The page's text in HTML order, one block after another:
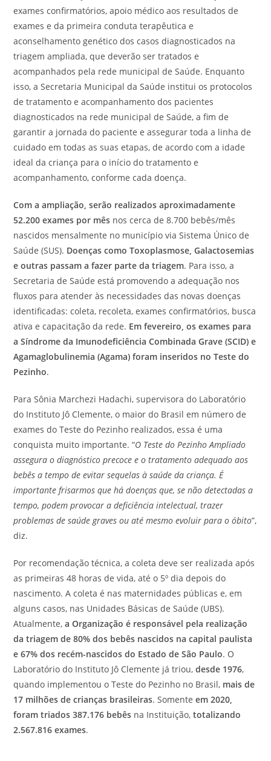
exames confirmatórios, apoio médico aos resultados de
exames e da primeira conduta terapêutica e
aconselhamento genético dos casos diagnosticados na
triagem ampliada, que deverão ser tratados e
acompanhados pela rede municipal de Saúde. Enquanto
isso, a Secretaria Municipal da Saúde institui os protocolos
de tratamento e acompanhamento dos pacientes
diagnosticados na rede municipal de Saúde, a fim de
garantir a jornada do paciente e assegurar toda a linha de
cuidado em todas as suas etapas, de acordo com a idade
ideal da criança para o início do tratamento e
acompanhamento, conforme cada doença.
Com a ampliação, serão realizados aproximadamente
52.200 exames por mês nos cerca de 8.700 bebês/mês
nascidos mensalmente no município via Sistema Único de
Saúde (SUS). Doenças como Toxoplasmose, Galactosemias
e outras passam a fazer parte da triagem. Para isso, a
Secretaria de Saúde está promovendo a adequação nos
fluxos para atender às necessidades das novas doenças
identificadas: coleta, recoleta, exames confirmatórios, busca
ativa e capacitação da rede. Em fevereiro, os exames para
a Síndrome da Imunodeficiência Combinada Grave (SCID) e
Agamaglobulinemia (Agama) foram inseridos no Teste do
Pezinho.
Para Sônia Marchezi Hadachi, supervisora do Laboratório
do Instituto Jô Clemente, o maior do Brasil em número de
exames do Teste do Pezinho realizados, essa é uma
conquista muito importante. “O Teste do Pezinho Ampliado
assegura o diagnóstico precoce e o tratamento adequado aos
bebês a tempo de evitar ​sequelas à saúde da criança. É
importante frisarmos que há doenças que, se não detectadas a
tempo, podem provocar a deficiência intelectual, trazer
problemas de saúde graves ou até mesmo evoluir para o óbito”,
diz.
Por recomendação técnica, a coleta deve ser realizada após
as primeiras 48 horas de vida, até o 5º dia depois do
nascimento. A coleta é nas maternidades públicas e, em
alguns casos, nas Unidades Básicas de Saúde (UBS).
Atualmente,a Organização é responsável pela realização
da triagem de 80% dos bebês nascidos na capital paulista
e 67% dos recém-nascidos do Estado de São Paulo. O
Laboratório do Instituto Jô Clemente já triou,desde 1976,
quando implementou o Teste do Pezinho no Brasil, mais de
17 milhões de crianças brasileiras. Somenteem 2020,
foram triados 387.176 bebês na Instituição,totalizando
2.567.816 exames.​